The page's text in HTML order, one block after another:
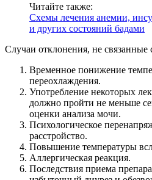
Читайте также:
Схемы лечения анемии,
и других состояний бадами
Случаи отклонения, не связанные
Временное понижение
переохлаждения.
Употребление некоторых
должно пройти не меньше
оценки анализа мочи.
Психологическое
расстройство.
Повышение температуры
Аллергическая реакция.
Последствия приема